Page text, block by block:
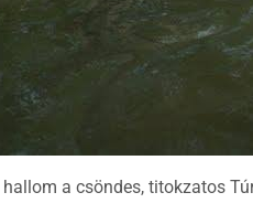
a csöndes, titokzatos